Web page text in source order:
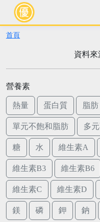
首頁
資料來
營養素
熱量 蛋白質 脂肪
單元不飽和脂肪 多
糖 水 維生素A
維生素B3 維生素B6
維生素C 維生素D
鎂 磷 鉀 鈉